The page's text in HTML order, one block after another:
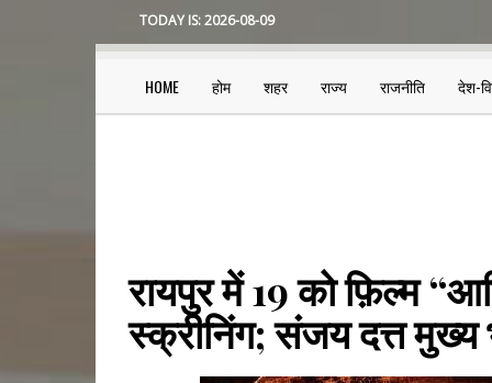
TODAY IS:2026-08-09
Main
HOME होम शहर राज्य राजनीति देश-
रायपुर में 19 को फ़िल्म
स्क्रीनिंग; संजय दत्त